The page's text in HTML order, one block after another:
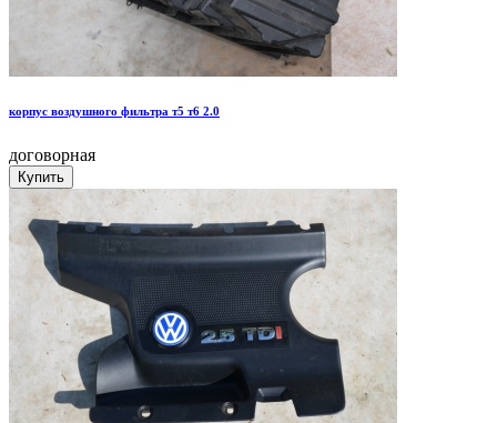
корпус воздушного фильтра т5 т6 2.0
договорная